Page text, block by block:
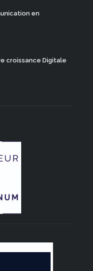
en
croissance Digitale